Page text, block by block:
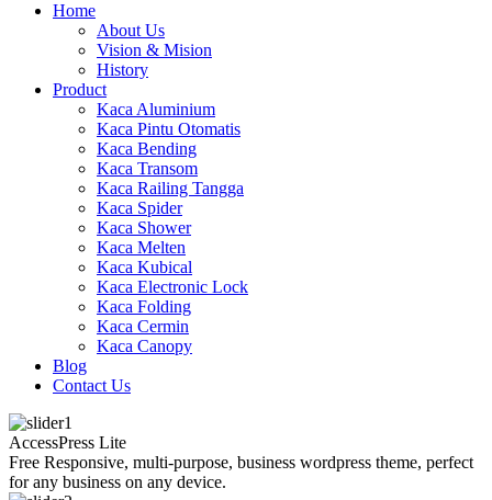
Home
About Us
Vision & Mision
History
Product
Kaca Aluminium
Kaca Pintu Otomatis
Kaca Bending
Kaca Transom
Kaca Railing Tangga
Kaca Spider
Kaca Shower
Kaca Melten
Kaca Kubical
Kaca Electronic Lock
Kaca Folding
Kaca Cermin
Kaca Canopy
Blog
Contact Us
AccessPress Lite
Free Responsive, multi-purpose, business wordpress theme, perfect
for any business on any device.